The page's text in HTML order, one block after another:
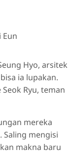
Eun
Hyo, arsitek
ia lupakan.
Ryu, teman
mereka
Saling mengisi
makna baru